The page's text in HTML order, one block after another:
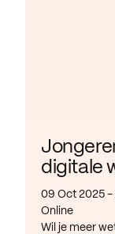
digitale
09 Oct 2025 -
Online
Wil je meer